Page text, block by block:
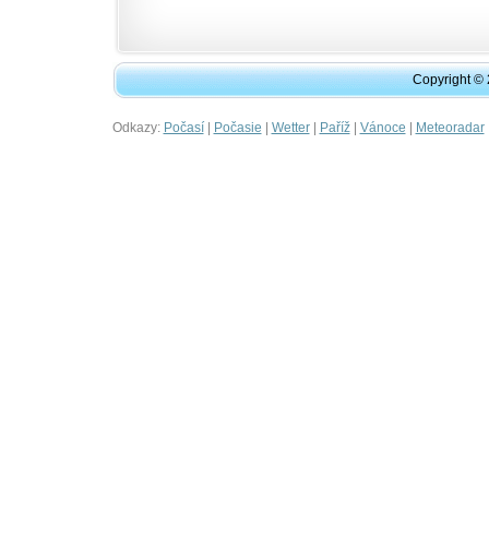
Copyright ©
Odkazy: Počasí| Počasie | Wetter| Paříž| Vánoce | Meteoradar